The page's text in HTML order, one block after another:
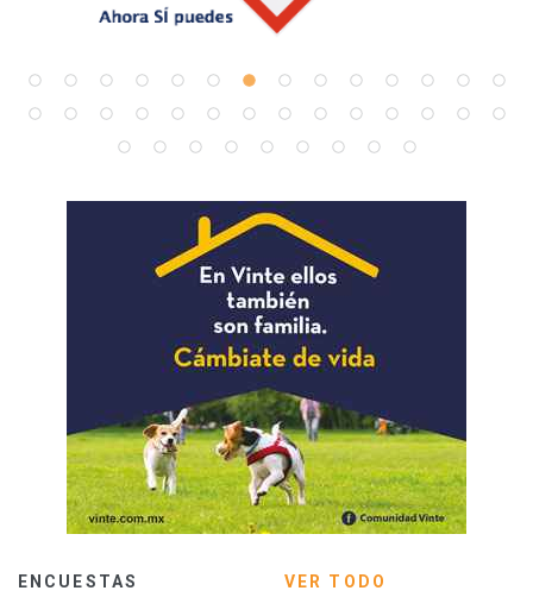
ENCUESTAS VER TODO